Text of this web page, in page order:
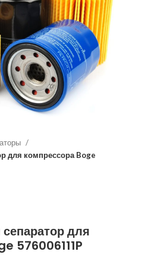
для компрессора Boge
для
576006111P